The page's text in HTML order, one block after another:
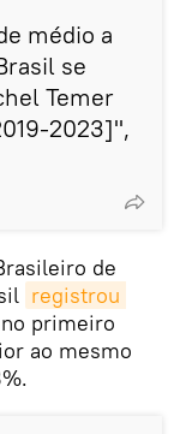
médio a
se
Temer
2023]",
de
registrou
no primeiro
ao mesmo